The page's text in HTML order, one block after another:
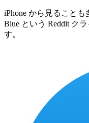
iPhone から見ること
Blue という Reddit ク
す。